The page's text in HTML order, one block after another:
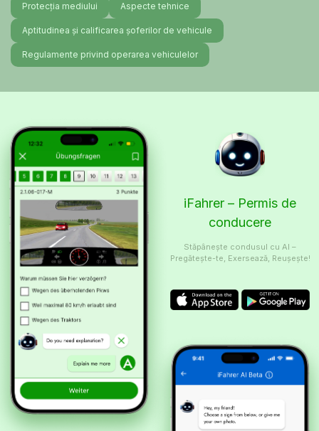
Protecția mediului Aspecte tehnice
Aptitudinea și calificarea șoferilor de vehicule
Regulamente privind operarea vehiculelor
iFahrer – Permis de
conducere
Stăpânește condusul cu AI –
Pregătește-te, Exersează, Reușește!